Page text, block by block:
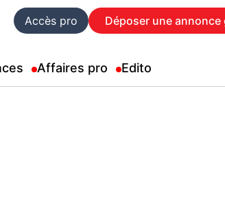
Accès pro Déposer une annonce
Affaires pro Edito